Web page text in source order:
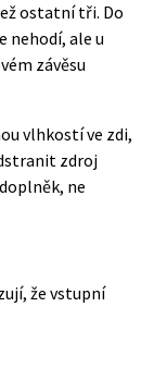
ostatní tři. Do
nehodí, ale u
závěsu
vlhkostí ve zdi,
zdroj
ne
že vstupní